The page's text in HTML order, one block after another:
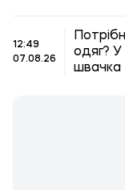
12:49
07.08.26
одяг?
швачка